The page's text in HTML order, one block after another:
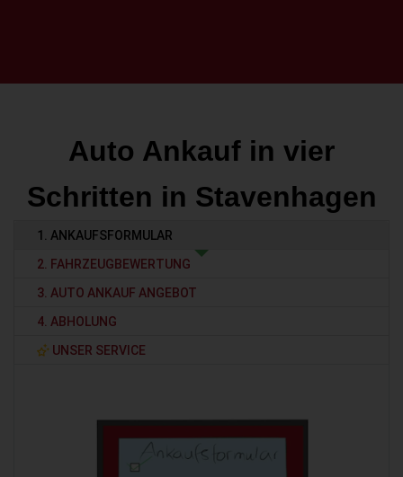
Auto Ankauf in vier
Schritten in Stavenhagen
1. ANKAUFSFORMULAR
2. FAHRZEUGBEWERTUNG
3. AUTO ANKAUF ANGEBOT
4. ABHOLUNG
UNSER SERVICE